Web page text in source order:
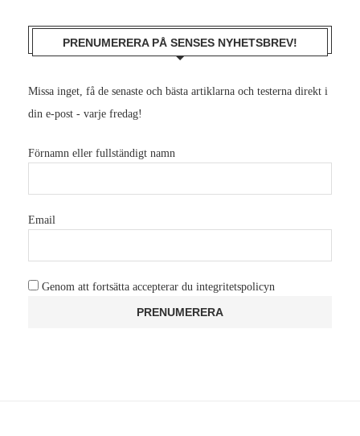
PRENUMERERA PÅ SENSES NYHETSBREV!
Missa inget, få de senaste och bästa artiklarna och testerna direkt i
din e-post - varje fredag!
Förnamn eller fullständigt namn
Email
Genom att fortsätta accepterar du integritetspolicyn